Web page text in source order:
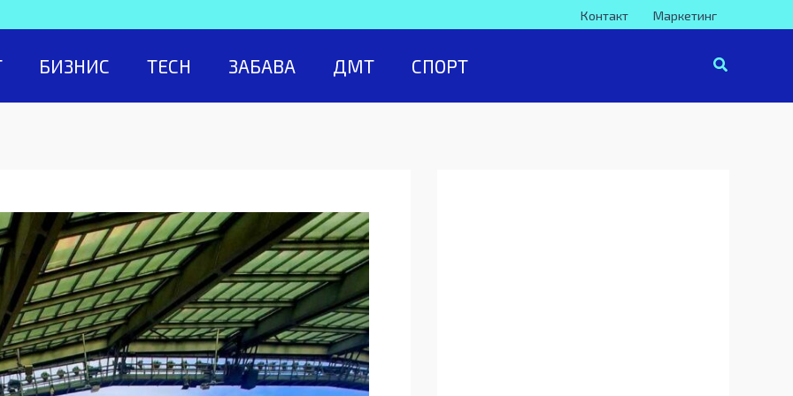
Контакт Маркетинг
БИЗНИС TECH ЗАБАВА ДМТ СПОРТ